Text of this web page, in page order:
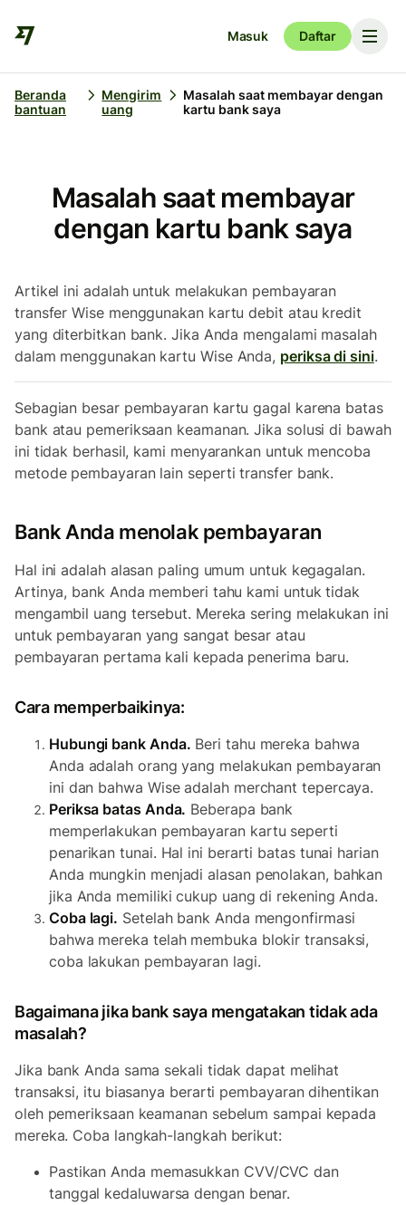
Masuk Daftar
Beranda
bantuan
Mengirim
uang
Masalah saat membayar dengan
kartu bank saya
Masalah saat membayar
dengan kartu bank saya
Artikel ini adalah untuk melakukan pembayaran
transfer Wise menggunakan kartu debit atau kredit
yang diterbitkan bank. Jika Anda mengalami masalah
dalam menggunakan kartu Wise Anda, periksa di sini.
Sebagian besar pembayaran kartu gagal karena batas
bank atau pemeriksaan keamanan. Jika solusi di bawah
ini tidak berhasil, kami menyarankan untuk mencoba
metode pembayaran lain seperti transfer bank.
Bank Anda menolak pembayaran
Hal ini adalah alasan paling umum untuk kegagalan.
Artinya, bank Anda memberi tahu kami untuk tidak
mengambil uang tersebut. Mereka sering melakukan ini
untuk pembayaran yang sangat besar atau
pembayaran pertama kali kepada penerima baru.
Cara memperbaikinya:
Hubungi bank Anda. Beri tahu mereka bahwa
Anda adalah orang yang melakukan pembayaran
ini dan bahwa Wise adalah merchant tepercaya.
Periksa batas Anda. Beberapa bank
memperlakukan pembayaran kartu seperti
penarikan tunai. Hal ini berarti batas tunai harian
Anda mungkin menjadi alasan penolakan, bahkan
jika Anda memiliki cukup uang di rekening Anda.
Coba lagi. Setelah bank Anda mengonfirmasi
bahwa mereka telah membuka blokir transaksi,
coba lakukan pembayaran lagi.
Bagaimana jika bank saya mengatakan tidak ada
masalah?
Jika bank Anda sama sekali tidak dapat melihat
transaksi, itu biasanya berarti pembayaran dihentikan
oleh pemeriksaan keamanan sebelum sampai kepada
mereka. Coba langkah-langkah berikut:
Pastikan Anda memasukkan CVV/CVC dan
tanggal kedaluwarsa dengan benar.